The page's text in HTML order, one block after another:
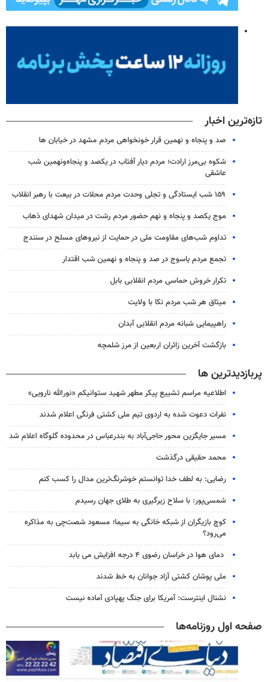
تازه‌ترین اخبار
صد و پنجاه و نهمین قرار خونخواهی مردم مشهد در خیابان ها
شکوه بی‌مرز ارادت؛ مردم دیار آفتاب در یکصد و پنجاه‌ونهمین شب
عاشقی
۱۵۹ شب ایستادگی و تجلی وحدت مردم محلات در بیعت با رهبر انقلاب
موج یکصد و پنجاه و نهم حضور مردم رشت در میدان شهدای ذهاب
تداوم شب‌های مقاومت ملی در حمایت از نیروهای مسلح در سنندج
تجمع مردم یاسوج در صد و پنجاه و نهمین شب اقتدار
تکرار خروش حماسی مردم انقلابی بابل
میثاق هر شب مردم نکا با ولایت
راهپیمایی شبانه مردم انقلابی آبدان
بازگشت آخرین زائران اربعین از مرز شلمچه
پربازدیدترین ها
اطلاعیه مراسم تشییع پیکر مطهر شهید ستوانیکم «نورالله نارویی»
نفرات دعوت شده به اردوی تیم ملی کشتی فرنگی اعلام شدند
مسیر جایگزین محور حاجی‌آباد به بندرعباس در محدوده گلوگاه اعلام شد
محمد حقیقی درگذشت
رضایی: به لطف خدا توانستم خوشرنگ‌ترین مدال را کسب کنم
شمسی‌پور: با سلاح زیرگیری به طلای جهان رسیدم
کوچ بازیگران از شبکه خانگی به سیما؛ مسعود شصت‌چی به مذاکره
می‌رود؟
دمای هوا در خراسان رضوی ۴ درجه افزایش می یابد
ملی پوشان کشتی آزاد جوانان به خط شدند
نشنال اینترست: آمریکا برای جنگ پهپادی آماده نیست
صفحه اول روزنامه‌ها